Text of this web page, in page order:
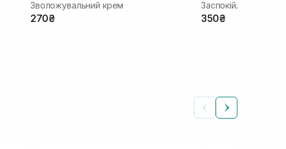
Зволожувальний крем
270₴
Заспокійливий
350₴